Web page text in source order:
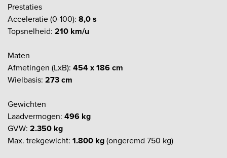
Prestaties
Acceleratie (0-100): 8,0 s
Topsnelheid: 210 km/u
Maten
Afmetingen (LxB): 454 x 186 cm
Wielbasis: 273 cm
Gewichten
Laadvermogen: 496 kg
GVW: 2.350 kg
Max. trekgewicht: 1.800 kg(ongeremd 750 kg)